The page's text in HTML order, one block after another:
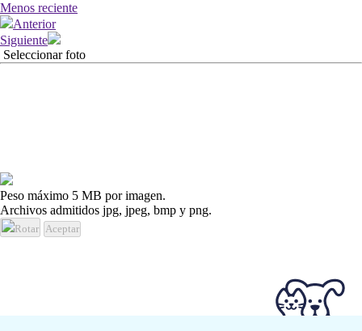
Menos reciente
Anterior
Siguiente
Seleccionar foto
Peso máximo 5 MB por imagen.
Archivos admitidos jpg, jpeg, bmp y png.
Rotar Aceptar